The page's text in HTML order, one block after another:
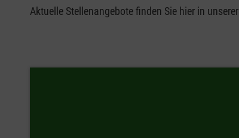
Aktuelle Stellenangebote finden Sie hier in unserer